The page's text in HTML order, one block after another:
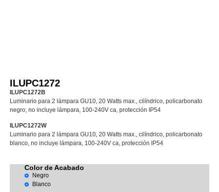
ILUPC1272
ILUPC1272B
Luminario para 2 lámpara GU10, 20 Watts max., cilíndrico, policarbonato
negro, no incluye lámpara, 100-240V ca, protección IP54
ILUPC1272W
Luminario para 2 lámpara GU10, 20 Watts max., cilíndrico, policarbonato
blanco, no incluye lámpara, 100-240V ca, protección IP54
Color de Acabado
Negro
Blanco